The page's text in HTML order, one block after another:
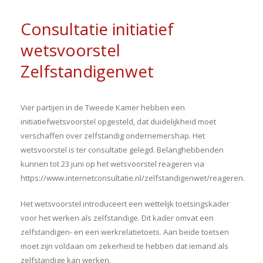
Consultatie initiatief
wetsvoorstel
Zelfstandigenwet
Vier partijen in de Tweede Kamer hebben een
initiatiefwetsvoorstel opgesteld, dat duidelijkheid moet
verschaffen over zelfstandig ondernemershap. Het
wetsvoorstel is ter consultatie gelegd. Belanghebbenden
kunnen tot 23 juni op het wetsvoorstel reageren via
https://www.internetconsultatie.nl/zelfstandigenwet/reageren.
Het wetsvoorstel introduceert een wettelijk toetsingskader
voor het werken als zelfstandige. Dit kader omvat een
zelfstandigen- en een werkrelatietoets. Aan beide toetsen
moet zijn voldaan om zekerheid te hebben dat iemand als
zelfstandige kan werken.